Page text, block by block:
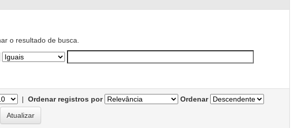
o resultado de busca.
| Ordenar registros por
Ordenar